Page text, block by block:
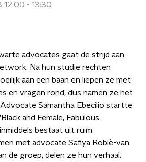
12:00 - 13:30
advocates gaat de strijd aan
Na hun studie rechten
aan een baan en liepen ze met
en vragen rond, dus namen ze het
Samantha Ebecilio startte
and Female, Fabulous
bestaat uit ruim
met advocate Safiya Roblè-van
de groep, delen ze hun verhaal.